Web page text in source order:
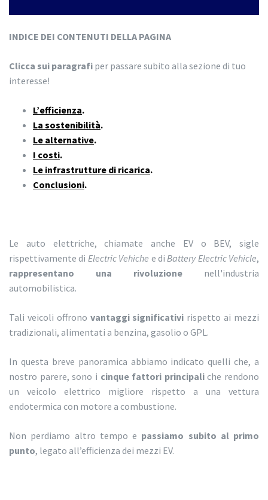
INDICE DEI CONTENUTI DELLA PAGINA
Clicca sui paragrafi per passare subito alla sezione di tuo
interesse!
L’efficienza.
La sostenibilità.
Le alternative.
I costi.
Le infrastrutture di ricarica.
Conclusioni.
Le auto elettriche, chiamate anche EV o BEV, sigle
rispettivamente di Electric Vehiche e diBattery Electric Vehicle,
rappresentano una rivoluzione nell'industria
automobilistica.
Tali veicoli offrono vantaggi significativi rispetto ai mezzi
tradizionali, alimentati a benzina, gasolio o GPL.
In questa breve panoramica abbiamo indicato quelli che, a
nostro parere, sono i cinque fattori principaliche rendono
un veicolo elettrico migliore rispetto a una vettura
endotermica con motore a combustione.
Non perdiamo altro tempo e passiamo subito al primo
punto, legato all’efficienza dei mezzi EV.